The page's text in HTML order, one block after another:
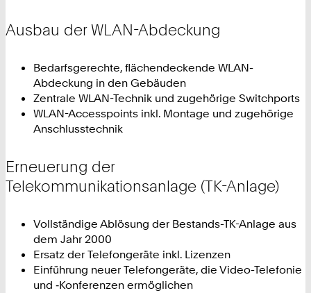
Ausbau der WLAN-Abdeckung
Bedarfsgerechte, flächendeckende WLAN-
Abdeckung in den Gebäuden
Zentrale WLAN-Technik und zugehörige Switchports
WLAN-Accesspoints inkl. Montage und zugehörige
Anschlusstechnik
Erneuerung der
Telekommunikationsanlage (TK-Anlage)
Vollständige Ablösung der Bestands-TK-Anlage aus
dem Jahr 2000
Ersatz der Telefongeräte inkl. Lizenzen
Einführung neuer Telefongeräte, die Video-Telefonie
und ‑Konferenzen ermöglichen